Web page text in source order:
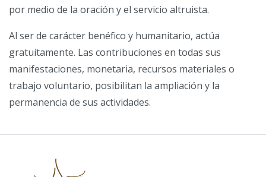
por medio de la oración y el servicio altruista.
Al ser de carácter benéfico y humanitario, actúa
gratuitamente. Las contribuciones en todas sus
manifestaciones, monetaria, recursos materiales o
trabajo voluntario, posibilitan la ampliación y la
permanencia de sus actividades.